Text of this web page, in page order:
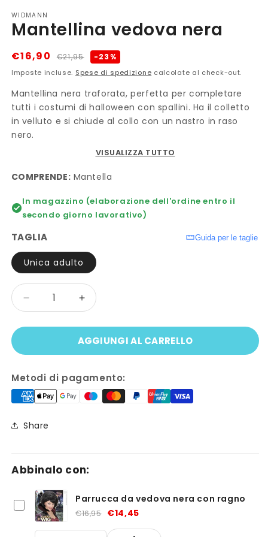
WIDMANN
Mantellina vedova nera
Prezzo
di
€21,95
Prezzo
scontato
€16,90 -23%
Imposte incluse. Spese di spedizione calcolate al check-out.
Mantellina nera traforata, perfetta per completare
tutti i costumi di halloween con spallini. Ha il colletto
in velluto e si chiude al collo con un nastro in raso
nero.
VISUALIZZA TUTTO
COMPRENDE: Mantella
In magazzino (elaborazione dell'ordine entro il
secondo giorno lavorativo)
TAGLIA Guida per le taglie
Unica adulto
Quantità
Diminuisci
quantità
per
vedova
Aumenta
quantità
per
Mantellina
vedova
AGGIUNGI AL CARRELLO
Metodi di pagamento:
Share
Abbinalo con:
Parrucca da vedova nera con ragno
€16,95 €14,45